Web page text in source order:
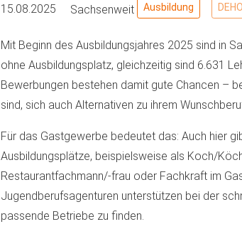
15.08.2025 Sachsenweit Ausbildung
Mit Beginn des Ausbildungsjahres 2025 sind in
ohne Ausbildungsplatz, gleichzeitig sind 6.631
Bewerbungen bestehen damit gute Chancen –
sind, sich auch Alternativen zu ihrem
Für das Gastgewerbe bedeutet das: Auch hier
Ausbildungsplätze, beispielsweise als Koch/
Restaurantfachmann/-frau oder Fachkraft im
Jugendberufsagenturen unterstützen bei der
passende Betriebe zu finden.